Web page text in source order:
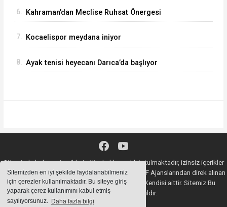
Sitemizden en iyi şekilde faydalanabilmeniz
için çerezler kullanılmaktadır. Bu siteye giriş
yaparak çerez kullanımını kabul etmiş
sayılıyorsunuz. Daha fazla bilgi
6. Kahraman’dan Meclise Ruhsat Önergesi
7. Kocaelispor meydana iniyor
8. Ayak tenisi heyecanı Darıca’da başlıyor
Sitemizde bulunan içeriklerin tüm hakları saklı tutulmaktadır, izinsiz içerikler
kullanılamaz. Copyright 2020© AA, İHA, DHA, İGF Ajanslarından direk alınan
haberlerin YASAL SORUMLULUĞU Ajansların Kendisi aittir. Sitemiz Bu
Haberlerden Sorumlu değildir.